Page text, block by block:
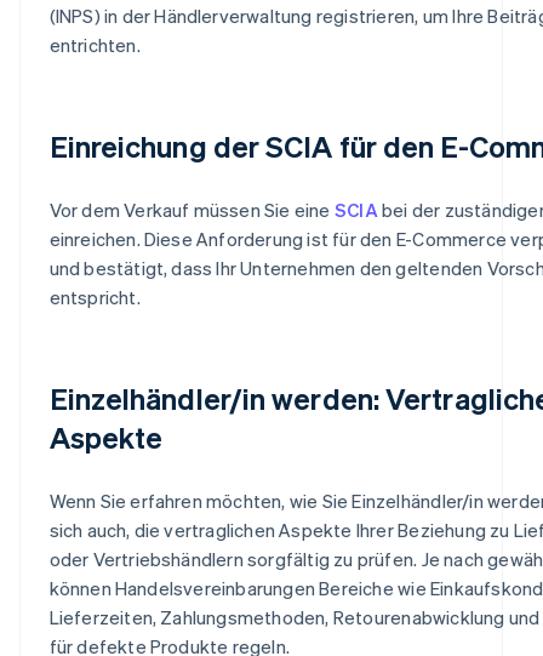
(INPS) in der Händlerverwaltung registrieren, um Ihre
entrichten.
Einreichung der SCIA für den E-
Vor dem Verkauf müssen Sie eine SCIA bei der
einreichen. Diese Anforderung ist für den E-Commerce
und bestätigt, dass Ihr Unternehmen den geltenden
entspricht.
Einzelhändler/in werden:
Aspekte
Wenn Sie erfahren möchten, wie Sie Einzelhändler/in
sich auch, die vertraglichen Aspekte Ihrer Beziehung zu
oder Vertriebshändlern sorgfältig zu prüfen. Je nach
können Handelsvereinbarungen Bereiche wie
Lieferzeiten, Zahlungsmethoden, Retourenabwicklung
für defekte Produkte regeln.